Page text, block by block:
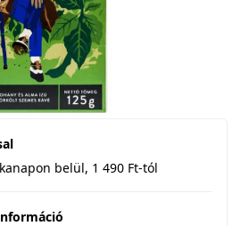
belül, 1 490 Ft-tól